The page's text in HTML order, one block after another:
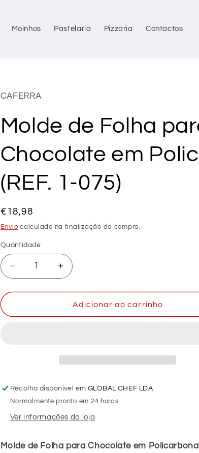
Moinhos Pastelaria Pizzaria Contactos
CAFERRA
Molde de Folha
Chocolate em
(REF. 1-075)
Preço
normal
€18,98
Envio calculado na finalização da compra.
Quantidade
Diminuir
a
quantidade
Molde
(REF.
1-
075)
Aumentar
a
quantidade
Molde
(REF.
1-
075)
Adicionar ao carrinho
Recolha disponível em GLOBAL CHEF LDA
Normalmente pronto em 24 horas
Ver informações da loja
Molde de Folha para Chocolate em